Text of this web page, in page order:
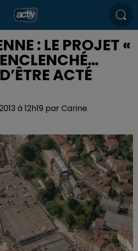
: LE PROJET «
ACTÉ
à 12h19 par Carine